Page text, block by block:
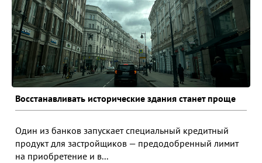
Восстанавливать исторические здания станет проще
Один из банков запускает специальный кредитный
продукт для застройщиков — предодобренный лимит
на приобретение и в...